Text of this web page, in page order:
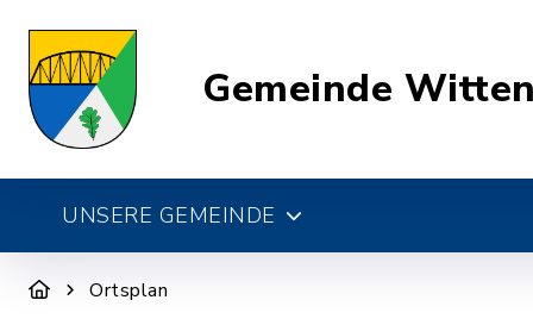
Gemeinde
UNSERE GEMEINDE
Ortsplan